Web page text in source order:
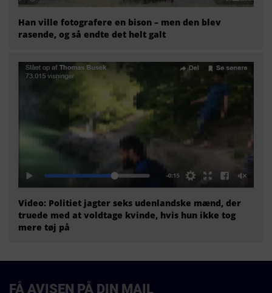
Han ville fotografere en bison – men den blev
rasende, og så endte det helt galt
Video: Politiet jagter seks udenlandske mænd, der
truede med at voldtage kvinde, hvis hun ikke tog
mere tøj på
FÅ AVISEN PÅ DIN MAIL